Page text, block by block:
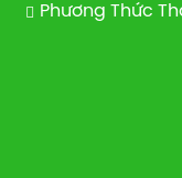
Phương Thức